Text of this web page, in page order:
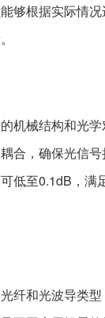
够根据实际情
机械结构和光
合，确保光信
低至0.1dB，满
纤和光波导类